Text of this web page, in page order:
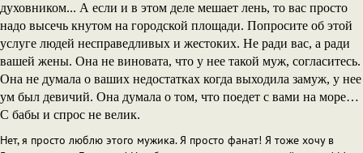
духовником... А если и в этом деле мешает лень, то вас просто
надо высечь кнутом на городской площади. Попросите об этой
услуге людей несправедливых и жестоких. Не ради вас, а ради
вашей жены. Она не виновата, что у нее такой муж, согласитесь.
Она не думала о ваших недостатках когда выходила замуж, у нее
ум был девичий. Она думала о том, что поедет с вами на море…
С бабы и спрос не велик.
Нет, я просто люблю этого мужика. Я просто фанат! Я тоже хочу в